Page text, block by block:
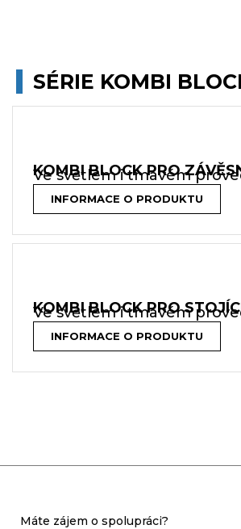
SÉRIE KOMBI
KOMBI BLOCK PRO
Ve světlém i tmavém
INFORMACE O PRODUKTU
KOMBI BLOCK PRO
Ve světlém i tmavém
INFORMACE O PRODUKTU
Máte zájem o spolupráci?